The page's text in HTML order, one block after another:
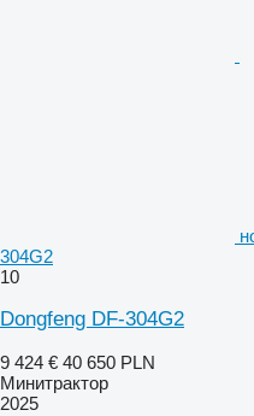
304G2
10
Dongfeng DF-304G2
9 424 € 40 650 PLN
Минитрактор
2025